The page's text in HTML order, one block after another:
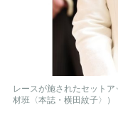
レースが施されたセット
材班〈本誌・横田紋子〉）